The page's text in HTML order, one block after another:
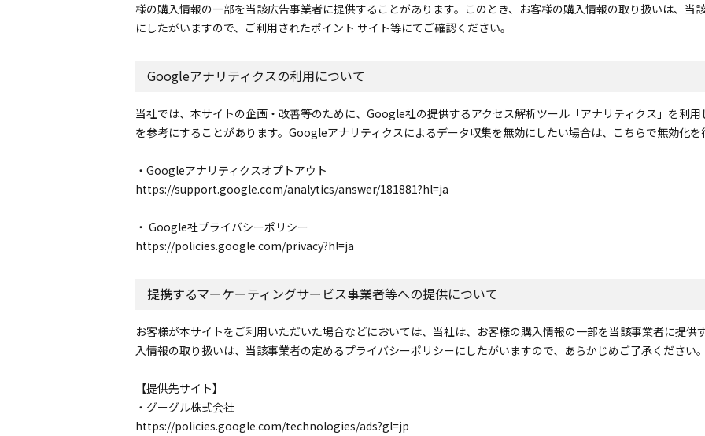
様の購入情報の一部を当該広告事業者に提供することがあります。このとき、お客様の購入情報の取り扱いは、当
にしたがいますので、ご利用されたポイント サイト等にてご確認ください。
Googleアナリティクスの利用について
当社では、本サイトの企画・改善等のために、Google社の提供するアクセス解析ツール「アナリティクス」を利
を参考にすることがあります。Googleアナリティクスによるデータ収集を無効にしたい場合は、こちらで無効化を
・Googleアナリティクスオプトアウト
https://support.google.com/analytics/answer/181881?hl=ja
・ Google社プライバシーポリシー
https://policies.google.com/privacy?hl=ja
提携するマーケーティングサービス事業者等への提供について
お客様が本サイトをご利用いただいた場合などにおいては、当社は、お客様の購入情報の一部を当該事業者に提供
入情報の取り扱いは、当該事業者の定めるプライバシーポリシーにしたがいますので、あらかじめご了承ください。
【提供先サイト】
・グーグル株式会社
https://policies.google.com/technologies/ads?gl=jp